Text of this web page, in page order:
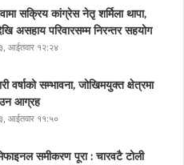
सक्रिय कांग्रेस नेतृ शर्मिला थापा,
असहाय परिवारसम्म निरन्तर सहयोग
आईतवार १२:२४
वर्षाको सम्भावना, जोखिमयुक्त क्षेत्रमा
आग्रह
आईतवार ११:५०
समीकरण पूरा : चारवटै टोली